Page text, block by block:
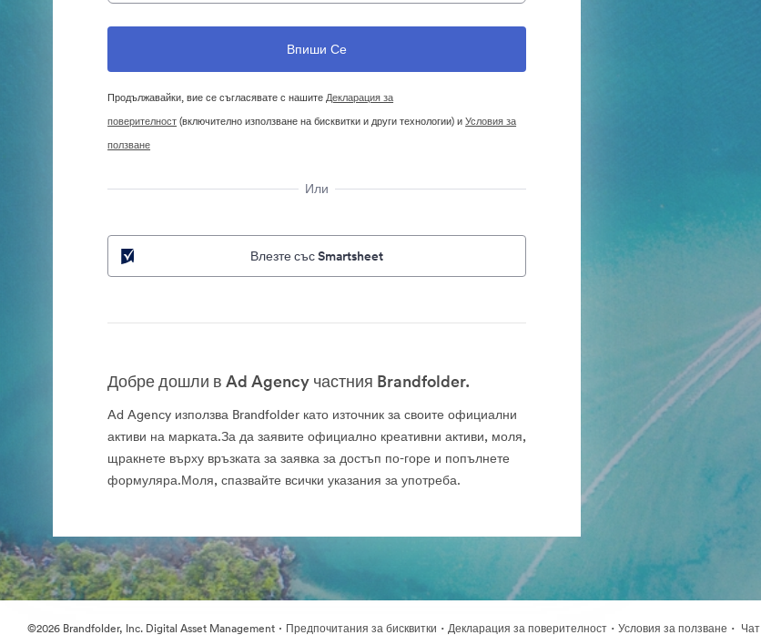
Продължавайки, вие се съгласявате с нашитеДекларация за
поверителност(включително използване на бисквитки и други технологии) иУсловия за
ползване
Или
Влезте със Smartsheet
Добре дошли в Ad Agency частния Brandfolder.
Ad Agency използва Brandfolder като източник за своите официални
активи на марката.За да заявите официално креативни активи, моля,
щракнете върху връзката за заявка за достъп по-горе и попълнете
формуляра.Моля, спазвайте всички указания за употреба.
©2026 Brandfolder, Inc. Digital Asset Management · Предпочитания за бисквитки · Декларация за поверителност · Условия за ползване ·